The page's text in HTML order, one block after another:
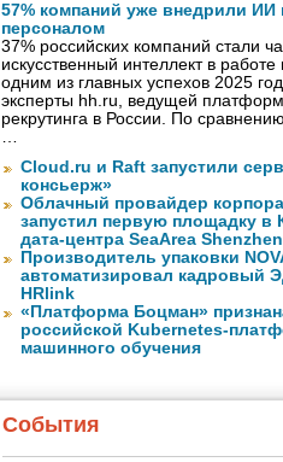
57% компаний уже внедрили ИИ
персоналом
37% российских компаний стали
искусственный интеллект в работе
одним из главных успехов 2025
эксперты hh.ru, ведущей
рекрутинга в России. По
…
Cloud.ru и Raft запустили
консьерж»
Облачный провайдер
запустил первую площадку в
дата-центра SeaArea Shenzhen
Производитель упаковки
автоматизировал кадровый
HRlink
«Платформа Боцман»
российской Kubernetes-
машинного обучения
События